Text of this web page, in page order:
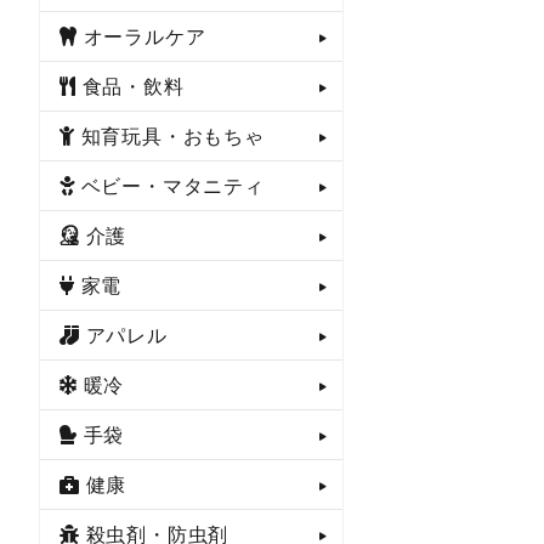
オーラルケア
食品・飲料
知育玩具・おもちゃ
ベビー・マタニティ
介護
家電
アパレル
暖冷
手袋
健康
殺虫剤・防虫剤